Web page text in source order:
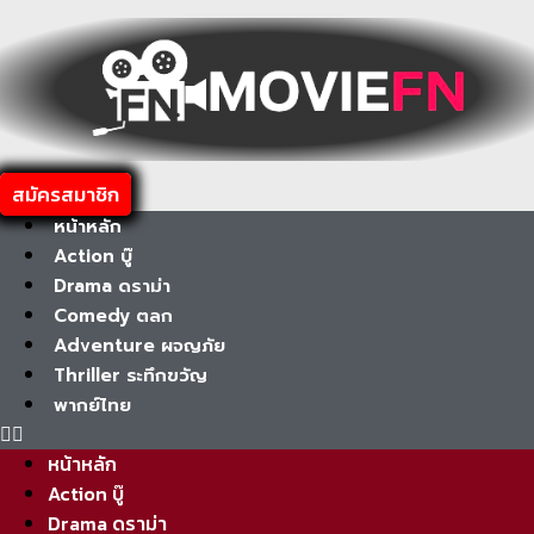
to
content
สมัครสมาชิก
หน้าหลัก
Action บู๊
Drama ดราม่า
Comedy ตลก
Adventure ผจญภัย
Thriller ระทึกขวัญ
พากย์ไทย
หน้าหลัก
Action บู๊
Drama ดราม่า